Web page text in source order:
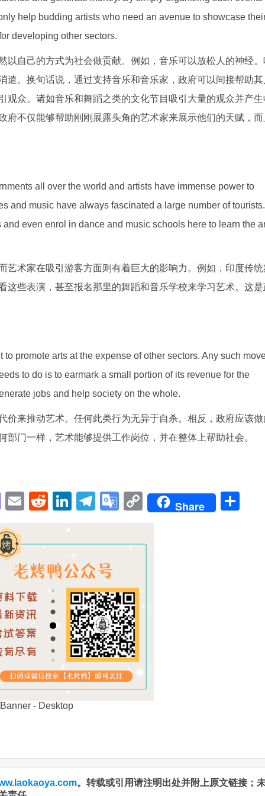
help budding artists who need an avenue to showcase
developing other sectors.
以自己的方式为社会做贡献。例如，音乐可以放松人的神经。
遣。换句话说，通过支持音乐和音乐家，政府可以间接帮助其
观众。诸如音乐和舞蹈之类的文化节目吸引大量的观众并产生
府不仅能够帮助刚刚展露头角的艺术家来展示他们的天赋，而
all over the world and artists have immense power to
and music have always fascinated a large number of tourists.
even enrol in dance and music schools here to learn the
艺术家在吸引游客方面则有着巨大的影响力。例如，印度传统
这些表演，甚至报名那里的舞蹈和音乐学校来学习艺术。这是
promote arts at the expense of other sectors. Any such
to do is to earmark a small portion of its revenue for the
jobs and help society on the whole.
价来推动艺术。任何此类行为无异于自杀。相反，政府应该做
门一样，艺术能够提供工作岗位，并在整体上帮助社会。
Mastodon
EmailRedditLinkedIn
Telegram
Google
CopyShare
。转载或引用请注明出处并附上原文链接；